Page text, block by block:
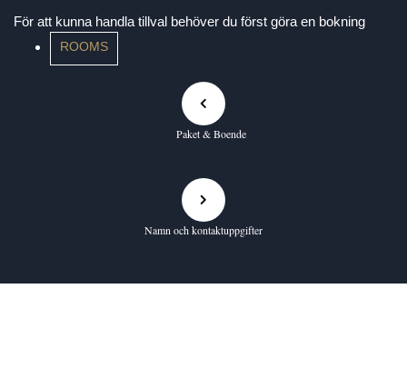
För att kunna handla tillval behöver du först göra en bokning
ROOMS
Paket & Boende
Namn och kontaktuppgifter